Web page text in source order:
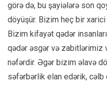
görə də, bu şayiələrə son
döyüşür. Bizim heç bir xarici
Bizim kifayət qədər
qədər əsgər və zabitlərimiz
nəfərdir. Əgər bizim əlavə
səfərbərlik elan edərik,